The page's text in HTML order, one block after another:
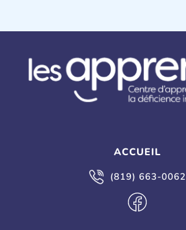
ACCUEIL
(819) 663-0062